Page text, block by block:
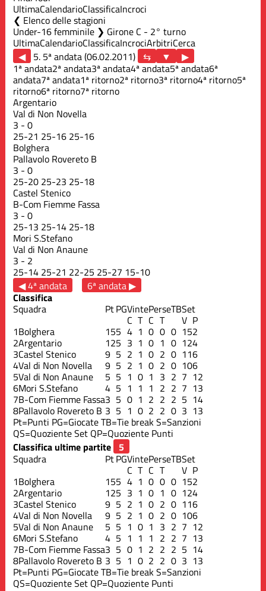
UltimaCalendarioClassificaIncroci
Elenco delle stagioni
Under-16 femminile ❯ Girone C - 2° turno
UltimaCalendarioClassificaIncrociArbitriCerca
◀ 5. 5ª andata (06.02.2011)
▶
1ª andata2ª andata3ª andata4ª andata5ª andata6ª
andata7ª andata1ª ritorno2ª ritorno3ª ritorno4ª ritorno5ª
ritorno6ª ritorno7ª ritorno
Argentario
Val di Non Novella
3 -0
25-21 25-16 25-16
Bolghera
Pallavolo Rovereto B
3 -0
25-20 25-23 25-18
Castel Stenico
B-Com Fiemme Fassa
3 -0
25-13 25-14 25-18
Mori S.Stefano
Val di Non Anaune
3 - 2
25-14 25-21 22-25 25-27 15-10
◀ 4ª andata
6ª andata ▶
Classifica
Squadra PtPGVintePerseTBSet
C T C T V P
1Bolghera 155 4 1 0 0 0 152
2Argentario 125 3 1 0 1 0 124
3Castel Stenico 9 5 2 1 0 2 0 116
4Val di Non Novella 9 5 2 1 0 2 0 106
5Val di Non Anaune 5 5 1 0 1 3 2 7 12
6Mori S.Stefano 4 5 1 1 1 2 2 7 13
7B-Com Fiemme Fassa3 5 0 1 2 2 2 5 14
8Pallavolo Rovereto B 3 5 1 0 2 2 0 3 13
Pt=Punti PG=GiocateTB=Tie breakS=Sanzioni
QS=Quoziente Set QP=Quoziente Punti
Classifica ultime partite
Squadra
PtPGVintePerseTBSet
C T C T V P
1Bolghera 155 4 1 0 0 0 152
2Argentario 125 3 1 0 1 0 124
3Castel Stenico 9 5 2 1 0 2 0 116
4Val di Non Novella 9 5 2 1 0 2 0 106
5Val di Non Anaune 5 5 1 0 1 3 2 7 12
6Mori S.Stefano 4 5 1 1 1 2 2 7 13
7B-Com Fiemme Fassa3 5 0 1 2 2 2 5 14
8Pallavolo Rovereto B 3 5 1 0 2 2 0 3 13
Pt=Punti PG=GiocateTB=Tie breakS=Sanzioni
QS=Quoziente Set QP=Quoziente Punti